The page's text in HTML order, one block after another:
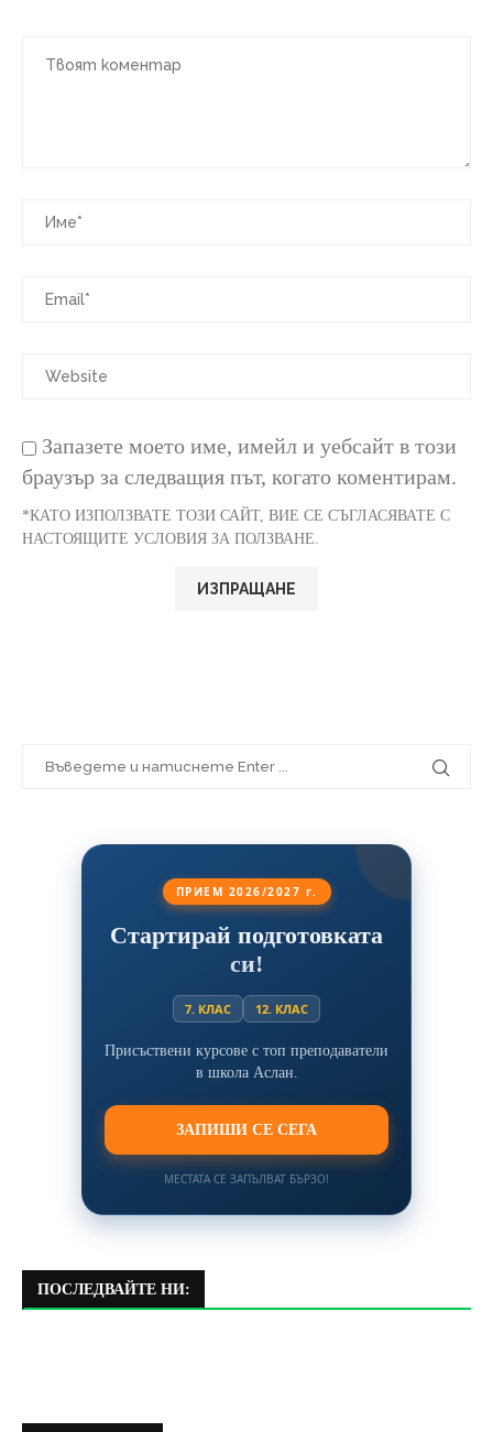
Запазете моето име, имейл и уебсайт в този
браузър за следващия път, когато коментирам.
*КАТО ИЗПОЛЗВАТЕ ТОЗИ САЙТ, ВИЕ СЕ СЪГЛАСЯВАТЕ С
НАСТОЯЩИТЕ УСЛОВИЯ ЗА ПОЛЗВАНЕ.
ПРИЕМ 2026/2027 г.
Стартирай подготовката
си!
7. КЛАС 12. КЛАС
Присъствени курсове с топ преподаватели
в школа Аслан.
ЗАПИШИ СЕ СЕГА
МЕСТАТА СЕ ЗАПЪЛВАТ БЪРЗО!
ПОСЛЕДВАЙТЕ НИ: